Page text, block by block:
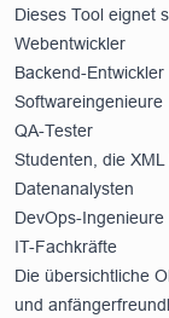
Dieses Tool eignet
Webentwickler
Backend-Entwickler
Softwareingenieure
QA-Tester
Studenten, die XML
Datenanalysten
DevOps-Ingenieure
IT-Fachkräfte
Die übersichtliche
und